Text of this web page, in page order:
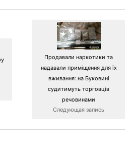
Продавали наркотики та
надавали приміщення для їх
вживання: на Буковині
судитимуть торговців
речовинами
Следующая запись